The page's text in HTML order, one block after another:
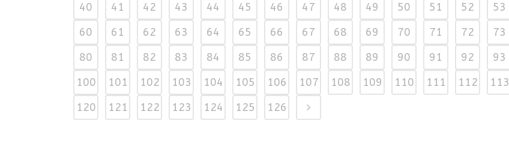
40
41 42 43 44 45 46 47 48 49 50 51 52 53
60
61 62 63 64 65 66 67 68 69 70 71 72 73
80
81 82 83 84 85 86 87 88 89 90 91 92 93
100
101 102 103 104 105 106 107 108 109 110 111 112 113
120
121 122 123 124 125 126